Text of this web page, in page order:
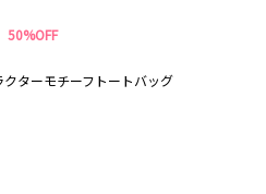
50%OFF